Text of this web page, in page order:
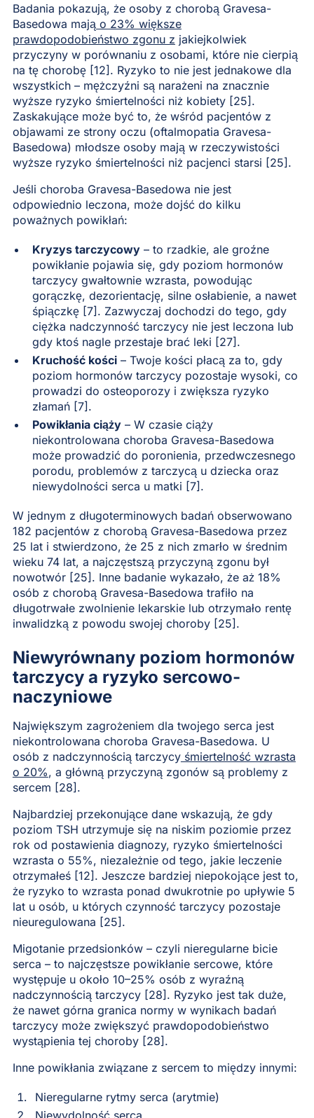
Badania pokazują, że osoby z chorobą Gravesa-
Basedowa mają o 23% większe
prawdopodobieństwo zgonu z jakiejkolwiek
przyczyny w porównaniu z osobami, które nie cierpią
na tę chorobę [12]. Ryzyko to nie jest jednakowe dla
wszystkich – mężczyźni są narażeni na znacznie
wyższe ryzyko śmiertelności niż kobiety [25].
Zaskakujące może być to, że wśród pacjentów z
objawami ze strony oczu (oftalmopatia Gravesa-
Basedowa) młodsze osoby mają w rzeczywistości
wyższe ryzyko śmiertelności niż pacjenci starsi [25].
Jeśli choroba Gravesa-Basedowa nie jest
odpowiednio leczona, może dojść do kilku
poważnych powikłań:
Kryzys tarczycowy– to rzadkie, ale groźne
powikłanie pojawia się, gdy poziom hormonów
tarczycy gwałtownie wzrasta, powodując
gorączkę, dezorientację, silne osłabienie, a nawet
śpiączkę [7]. Zazwyczaj dochodzi do tego, gdy
ciężka nadczynność tarczycy nie jest leczona lub
gdy ktoś nagle przestaje brać leki [27].
Kruchość kości– Twoje kości płacą za to, gdy
poziom hormonów tarczycy pozostaje wysoki, co
prowadzi do osteoporozy i zwiększa ryzyko
złamań [7].
Powikłania ciąży– W czasie ciąży
niekontrolowana choroba Gravesa-Basedowa
może prowadzić do poronienia, przedwczesnego
porodu, problemów z tarczycą u dziecka oraz
niewydolności serca u matki [7].
W jednym z długoterminowych badań obserwowano
182 pacjentów z chorobą Gravesa-Basedowa przez
25 lat i stwierdzono, że 25 z nich zmarło w średnim
wieku 74 lat, a najczęstszą przyczyną zgonu był
nowotwór [25]. Inne badanie wykazało, że aż 18%
osób z chorobą Gravesa-Basedowa trafiło na
długotrwałe zwolnienie lekarskie lub otrzymało rentę
inwalidzką z powodu swojej choroby [25].
Niewyrównany poziom hormonów
tarczycy a ryzyko sercowo-
naczyniowe
Największym zagrożeniem dla twojego serca jest
niekontrolowana choroba Gravesa-Basedowa. U
osób z nadczynnością tarczycyśmiertelność wzrasta
o 20%, a główną przyczyną zgonów są problemy z
sercem [28].
Najbardziej przekonujące dane wskazują, że gdy
poziom TSH utrzymuje się na niskim poziomie przez
rok od postawienia diagnozy, ryzyko śmiertelności
wzrasta o 55%, niezależnie od tego, jakie leczenie
otrzymałeś [12]. Jeszcze bardziej niepokojące jest to,
że ryzyko to wzrasta ponad dwukrotnie po upływie 5
lat u osób, u których czynność tarczycy pozostaje
nieuregulowana [25].
Migotanie przedsionków – czyli nieregularne bicie
serca – to najczęstsze powikłanie sercowe, które
występuje u około 10–25% osób z wyraźną
nadczynnością tarczycy [28]. Ryzyko jest tak duże,
że nawet górna granica normy w wynikach badań
tarczycy może zwiększyć prawdopodobieństwo
wystąpienia tej choroby [28].
Inne powikłania związane z sercem to między innymi:
Nieregularne rytmy serca (arytmie)
Niewydolność serca